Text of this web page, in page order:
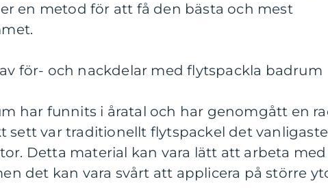
en metod för att få den bästa och mest
för- och nackdelar med flytspackla badrum
har funnits i åratal och har genomgått en
sett var traditionellt flytspackel det vanligaste
Detta material kan vara lätt att arbeta med
det kan vara svårt att applicera på större